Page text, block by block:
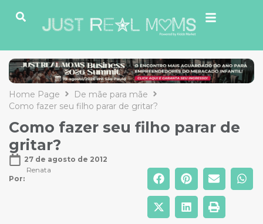
Home Page
De mãe para mãe
Como fazer seu filho parar de gritar?
Como fazer seu filho parar de
gritar?
27 de agosto de 2012
Por:
Renata